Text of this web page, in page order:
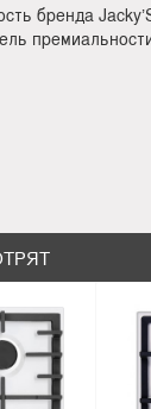
бренда